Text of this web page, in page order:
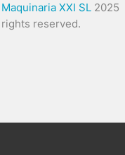
XXI SL 2025
reserved.